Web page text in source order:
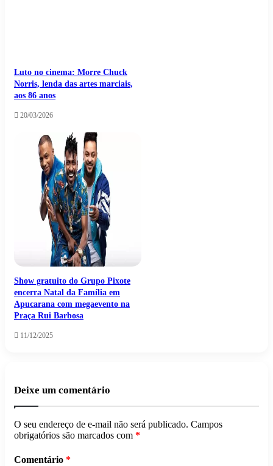
Luto no cinema: Morre Chuck
Norris, lenda das artes marciais,
aos 86 anos
20/03/2026
Show gratuito do Grupo Pixote
encerra Natal da Família em
Apucarana com megaevento na
Praça Rui Barbosa
11/12/2025
Deixe um comentário
O seu endereço de e-mail não será publicado. Campos
obrigatórios são marcados com *
Comentário *